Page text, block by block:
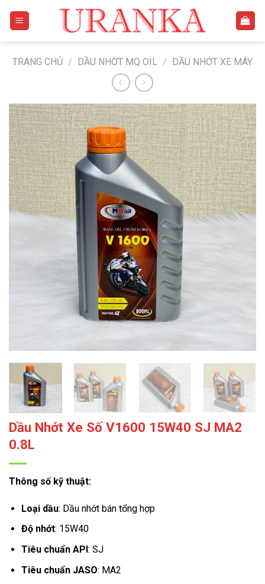
TRANG CHỦ / DẦU NHỚT MQ OIL / DẦU NHỚT XE MÁY
Dầu Nhớt Xe Số V1600 15W40 SJ MA2
0.8L
Thông số kỹ thuật:
Loại dầu: Dầu nhớt bán tổng hợp
Độ nhớt: 15W40
Tiêu chuẩn API: SJ
Tiêu chuẩn JASO: MA2